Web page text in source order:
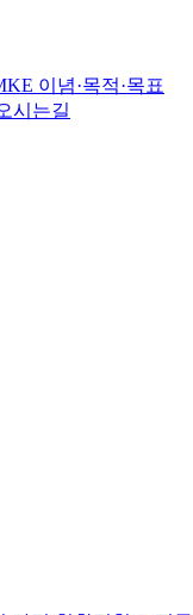
이념·목적·목표
시는길